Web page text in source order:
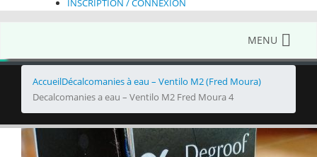
MENU
AccueilDécalcomanies à eau – Ventilo M2 (Fred Moura)
Decalcomanies a eau – Ventilo M2 Fred Moura 4